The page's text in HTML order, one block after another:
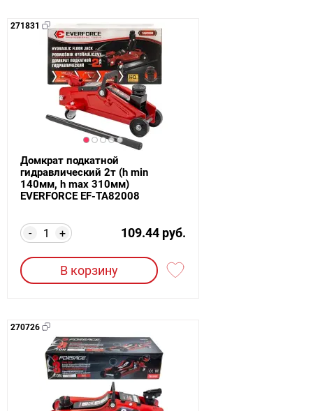
271831
Домкрат подкатной
гидравлический 2т (h min
140мм, h max 310мм)
EVERFORCE EF-TA82008
+
- 109.44 руб.
В корзину
270726